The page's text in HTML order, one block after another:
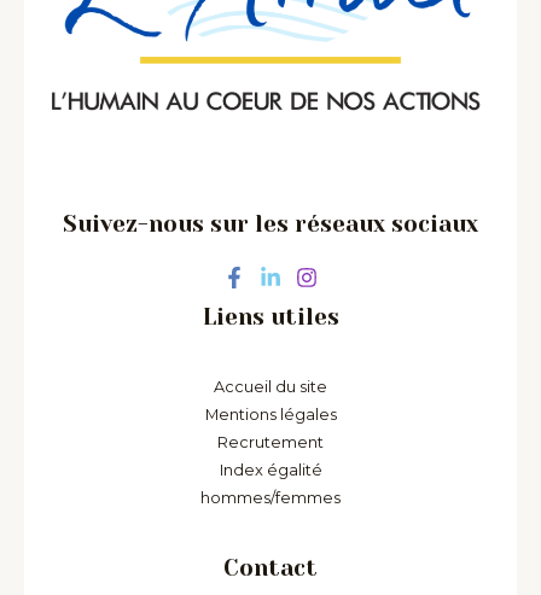
Suivez-nous sur les réseaux sociaux
Liens utiles
Accueil du site
Mentions légales
Recrutement
Index égalité
hommes/femmes
Contact